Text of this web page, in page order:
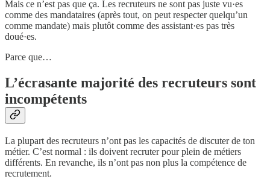
Mais ce n’est pas que ça. Les recruteurs ne sont pas juste vu·es
comme des mandataires (après tout, on peut respecter quelqu’un
comme mandate) mais plutôt comme des assistant·es pas très
doué·es.
Parce que…
L’écrasante majorité des recruteurs sont
incompétents
La plupart des recruteurs n’ont pas les capacités de discuter de ton
métier. C’est normal : ils doivent recruter pour plein de métiers
différents. En revanche, ils n’ont pas non plus la compétence de
recrutement.